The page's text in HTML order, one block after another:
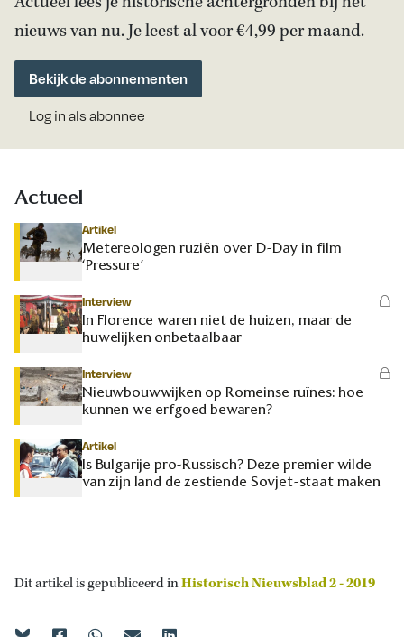
nieuws van nu. Je leest al voor €4,99 per maand.
Bekijk de abonnementen
Log in als abonnee
Actueel
Artikel
Metereologen ruziën over D-Day in film
‘Pressure’
Interview
In Florence waren niet de huizen, maar de
huwelijken onbetaalbaar
Interview
Nieuwbouwwijken op Romeinse ruïnes: hoe
kunnen we erfgoed bewaren?
Artikel
Is Bulgarije pro-Russisch? Deze premier wilde
van zijn land de zestiende Sovjet-staat maken
Dit artikel is gepubliceerd inHistorisch Nieuwsblad 2 - 2019